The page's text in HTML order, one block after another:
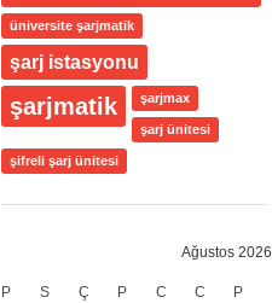
üniversite şarjmatik
şarj istasyonu
şarjmatik şarjmax
şarj ünitesi
şifreli şarj ünitesi
Ağustos 2026
P S Ç P C C P